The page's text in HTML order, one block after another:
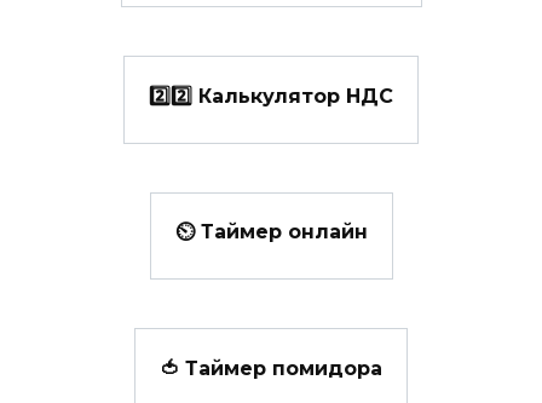
2️⃣2️⃣ Калькулятор НДС
⏲ Таймер онлайн
🍅 Таймер помидора